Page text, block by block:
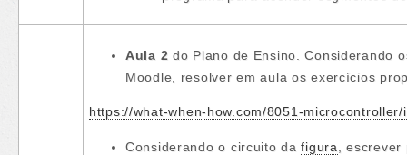
Aula 2 do Plano de Ensino. Considerando
Moodle, resolver em aula os exercícios
https://what-when-how.com/8051-
Considerando o circuito dafigura ,